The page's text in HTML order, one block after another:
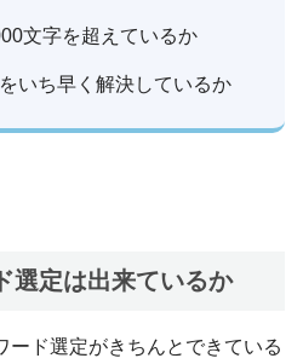
文字を超えているか
いち早く解決しているか
選定は出来ているか
ード選定がきちんとできている